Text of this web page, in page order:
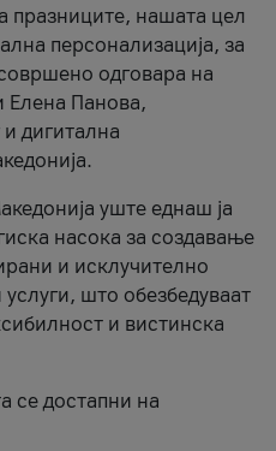
празниците, нашата цел
персонализација, за
одговара на
Елена Панова,
дигитална
уште еднаш ја
насока за создавање
и исклучително
што обезбедуваат
и вистинска
се достапни на